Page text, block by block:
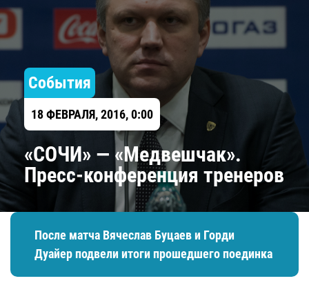
События
18 ФЕВРАЛЯ, 2016, 0:00
«СОЧИ» — «Медвешчак».
Пресс-конференция тренеров
После матча Вячеслав Буцаев и Горди
Дуайер подвели итоги прошедшего поединка